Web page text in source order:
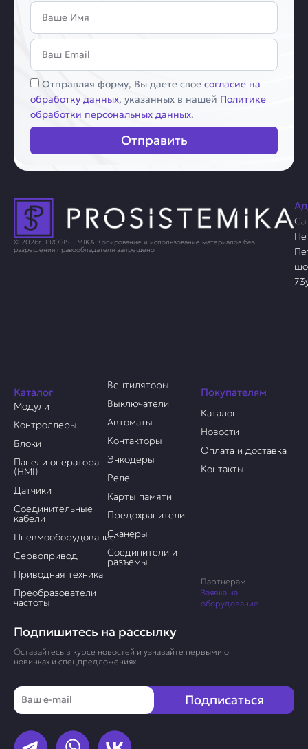
Имя
Email
Соглашение
Отправляя форму, Вы даете свое согласие на
обработку данных, указанных в нашей Политике
обработки персональных данных.
Отправить
© 2026г. PROSISTEMIKA Копирование и использование материалов без
разрешения правообладателя запрещено
Подпишитесь на рассылку
Оставайтесь в курсе новостей и узнавайте первыми о
новинках и спецпредложениях
Email
Подписаться
Каталог
Модули
Контроллеры
Блоки
Панели оператора
(HMI)
Датчики
Соединительные
кабели
Пневмооборудование
Сервопривод
Приводная техника
Преобразователи
частоты
Вентиляторы
Выключатели
Автоматы
Контакторы
Энкодеры
Реле
Карты памяти
Предохранители
Сканеры
Соединители и
разъемы
Покупателям
Каталог
Новости
Оплата и доставка
Контакты
Партнерам
Заявка на
оборудование